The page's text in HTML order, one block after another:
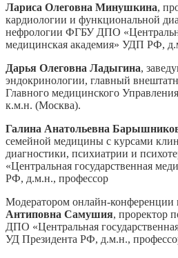
Лариса Олеговна Минушкина,
кардиологии и функциональной
нефрологии ФГБУ ДПО
медицинская академия» УДП РФ,
Дарья Олеговна Ладыгина,
эндокринологии, главный
Главного медицинского
к.м.н. (Москва).
Галина Анатольевна
семейной медицины с курсами
диагностики, психиатрии и
«Центральная государственная
РФ, д.м.н., профессор
Модератором онлайн-конференции
Антиповна Самушия, проректор
ДПО «Центральная
УД Президента РФ, д.м.н.,